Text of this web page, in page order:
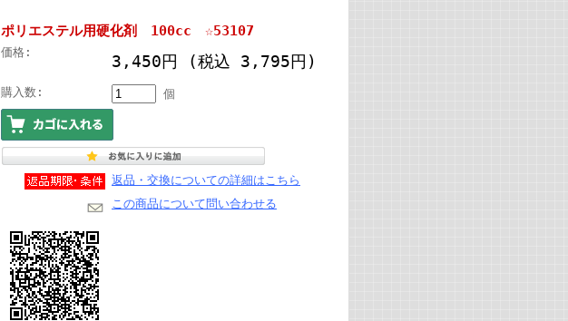
ポリエステル用硬化剤 100cc ☆53107
価格: 3,450円 (税込 3,795円)
購入数: 個
返品・交換についての詳細はこちら
この商品について問い合わせる